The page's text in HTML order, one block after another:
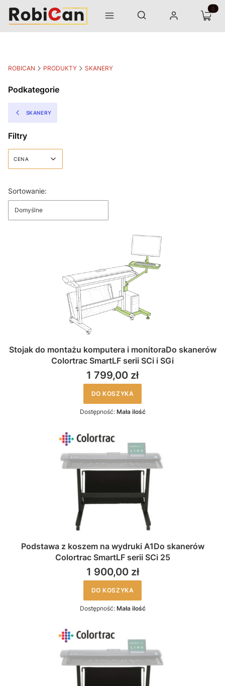
Menu Otwórz wyszukiwarkę
Szukaj Zaloguj się Koszyk
ROBICAN PRODUKTY SKANERY
Podkategorie
SKANERY
Filtry
CENA
Lista produktów
Sortowanie:
Domyślne
Stojak do montażu komputera i monitoraDo skanerów
Colortrac SmartLF serii SCi i SGi
1 799,00 zł
DO KOSZYKA
Dostępność: Mała ilość
Podstawa z koszem na wydruki A1Do skanerów
Colortrac SmartLF serii SCi 25
1 900,00 zł
DO KOSZYKA
Dostępność: Mała ilość